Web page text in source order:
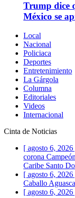
Trump dice
México se
Local
Nacional
Policiaca
Deportes
Entretenimiento
La Gárgola
Columna
Editoriales
Videos
Internacional
Cinta de Noticias
[ agosto 6, 2026
corona
Caribe Santo
[ agosto 6, 2026
Caballo
[ agosto 6, 2026